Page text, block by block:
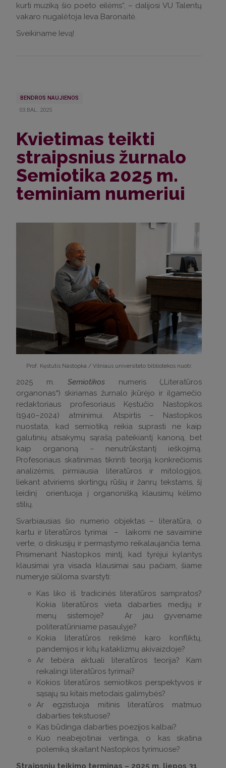
kurti muziką šio poeto eilėms“, – dalijosi VU Talentų
vakaro nugalėtoja Ieva Baronaitė.
Sveikiname Ievą!
BENDROS NAUJIENOS
03.BAL..2025
Kvietimas teikti
straipsnius žurnalo
Semiotika 2025 m.
teminiam numeriui
Prof. Kęstutis Nastopka / Vilniaus universiteto bibliotekos nuotr.
2025 m. Semiotikos numeris („Literatūros
organonas“) skiriamas žurnalo įkūrėjo ir ilgamečio
redaktoriaus profesoriaus Kęstučio Nastopkos
(1940–2024) atminimui. Atspirtis – Nastopkos
nuostata, kad semiotiką reikia suprasti ne kaip
galutinių atsakymų sąrašą pateikiantį kanoną, bet
kaip organoną – nenutrūkstantį ieškojimą.
Profesoriaus skatinimas tikrinti teoriją konkrečiomis
analizėmis, pirmiausia literatūros ir mitologijos,
liekant atviriems skirtingų rūšių ir žanrų tekstams, šį
leidinį orientuoja į organonišką klausimų kėlimo
stilių.
Svarbiausias šio numerio objektas – literatūra, o
kartu ir literatūros tyrimai – laikomi ne savaimine
verte, o diskusijų ir permąstymo reikalaujančia tema.
Prisimenant Nastopkos mintį, kad tyrėjui kylantys
klausimai yra visada klausimai sau pačiam, šiame
numeryje siūloma svarstyti:
Kas liko iš tradicinės literatūros sampratos?
Kokia literatūros vieta dabarties medijų ir
menų sistemoje? Ar jau gyvename
politeratūriniame pasaulyje?
Kokia literatūros reikšmė karo konfliktų,
pandemijos ir kitų kataklizmų akivaizdoje?
Ar tebėra aktuali literatūros teorija? Kam
reikalingi literatūros tyrimai?
Kokios literatūros semiotikos perspektyvos ir
sąsajų su kitais metodais galimybės?
Ar egzistuoja mitinis literatūros matmuo
dabarties tekstuose?
Kas būdinga dabarties poezijos kalbai?
Kuo neabejotinai vertinga, o kas skatina
polemiką skaitant Nastopkos tyrimuose?
Straipsnių teikimo terminas – 2025 m. liepos 31